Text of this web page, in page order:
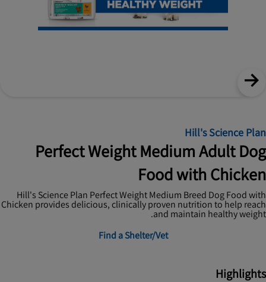
Hill's Science Plan
Perfect Weight Medium Adult Dog
Food with Chicken
Hill's Science Plan Perfect Weight Medium Breed Dog Food with
Chicken provides delicious, clinically proven nutrition to help reach
and maintain healthy weight.
Find a Shelter/Vet
Highlights